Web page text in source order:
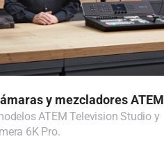
y mezcladores ATEM
ATEM Television Studio y
6K Pro.